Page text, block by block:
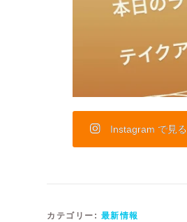
Instagram で見る
カテゴリー: 最新情報